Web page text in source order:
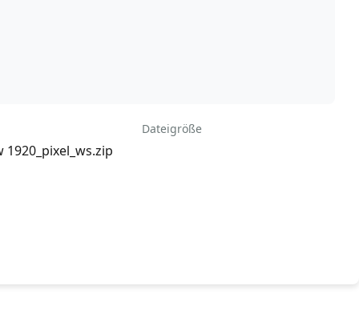
1920_pixel_ws.zip
Dateigröße